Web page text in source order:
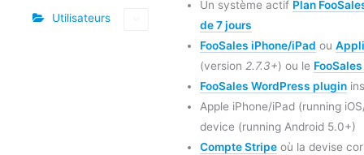
Utilisateurs
Un système actif Plan
de 7 jours
FooSales iPhone/iPad ou
(version2.7.3+) ou le
FooSales WordPress plugin
Apple iPhone/iPad (running
device (running Android 5.0+)
Compte Stripe où la devise